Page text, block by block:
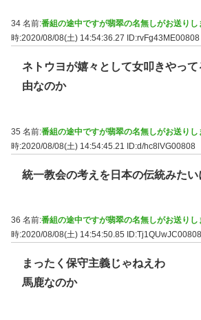
34 名前:番組の途中ですが翡翠の名無しがお送りし
時:2020/08/08(土) 14:54:36.27
ID:rvFg43ME00808
ネトウヨが嬉々として女叩きやっ
由なのか
35 名前:番組の途中ですが翡翠の名無しがお送りし
時:2020/08/08(土) 14:54:45.21 ID:d/hc8lVG00808
統一教会の考えを日本の伝統みたい
36 名前:番組の途中ですが翡翠の名無しがお送りし
時:2020/08/08(土) 14:54:50.85
ID:Tj1QUwJC00808
まったく保守主義じゃねえわ
馬鹿なのか